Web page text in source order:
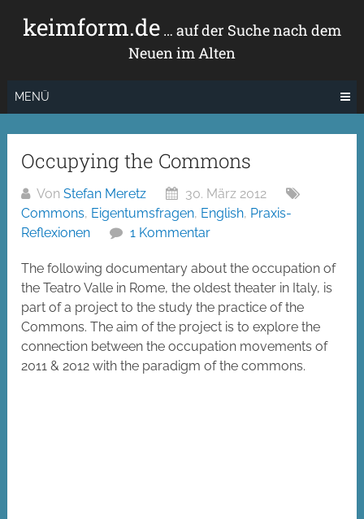
Inhaltkeimform.de… auf der Suche nach dem
Neuen im Alten
MENÜ
Occupying the Commons
VonStefan Meretz
30. März 2012
Commons, Eigentumsfragen, English, Praxis-
Reflexionen
1 Kommentar
The following documentary about the occupation of
the Teatro Valle in Rome, the oldest theater in Italy, is
part of a project to the study the practice of the
Commons. The aim of the project is to explore the
connection between the occupation movements of
2011 & 2012 with the paradigm of the commons.